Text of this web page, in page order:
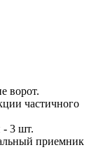
ворот.
частичного
- 3 шт.
приемник